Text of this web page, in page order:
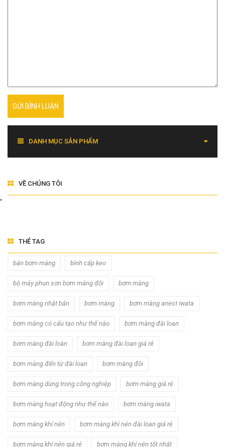
GỬI BÌNH LUẬN
DANH MỤC SẢN PHẨM
VỀ CHÚNG TÔI
THẺ TAG
bán bơm màng bình cấp keo
bộ máy phun sơn bơm màng đôi bơm màng
bơm màng nhật bản bơm màng bơm màng anest iwata
bơm màng có cấu tạo như thế nào bơm màng đài loan
bơm màng đài loàn bơm màng đài loan giá rẻ
bơm màng đến từ đài loan bơm màng đôi
bơm màng dùng trong công nghiệp bơm màng giá rẻ
bơm màng hoạt động như thế nào bơm màng iwata
bơm màng khí nén bơm màng khí nén đài loan giá rẻ
bơm màng khí nén giá rẻ bơm màng khí nén tốt nhất